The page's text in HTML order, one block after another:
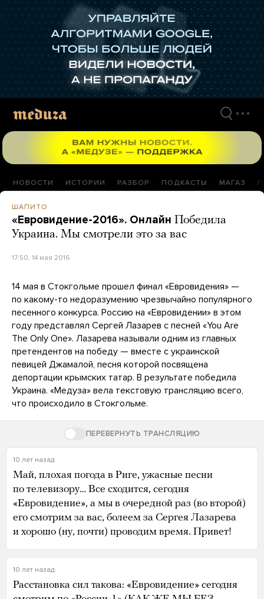
НОВОСТИ ИСТОРИИ РАЗБОР ПОДКАСТЫ МАГАЗ
ШАПИТО
«Евровидение-2016». Онлайн Победила
Украина. Мы смотрели это за вас
17:50, 14 мая 2016
14 мая в Стокгольме прошел финал «Евровидения» —
по какому-то недоразумению чрезвычайно популярного
песенного конкурса. Россию на «Евровидении» в этом
году представлял Сергей Лазарев с песней «You Are
The Only One». Лазарева называли одним из главных
претендентов на победу — вместе с украинской
певицей Джамалой, песня которой посвящена
депортации крымских татар. В результате победила
Украина. «Медуза» вела текстовую трансляцию всего,
что происходило в Стокгольме.
ПЕРЕВЕРНУТЬ ТРАНСЛЯЦИЮ
10 лет назад
Май, плохая погода в Риге, ужасные песни
по телевизору… Все сходится, сегодня
«Евровидение», а мы в очередной раз (во второй)
его смотрим за вас, болеем за Сергея Лазарева
и хорошо (ну, почти) проводим время. Привет!
10 лет назад
Расстановка сил такова: «Евровидение» сегодня